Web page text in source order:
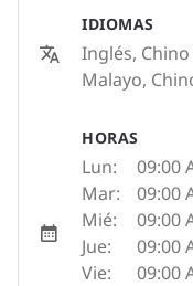
IDIOMAS
Inglés,
Malayo,
HORAS
Lun: 09:00
Mar:
09:00
Mié:
09:00
Jue:
09:00
Vie:
09:00